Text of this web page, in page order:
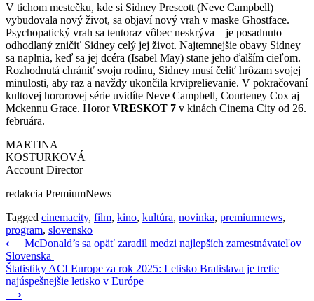
V tichom mestečku, kde si Sidney Prescott (Neve Campbell)
vybudovala nový život, sa objaví nový vrah v maske Ghostface.
Psychopatický vrah sa tentoraz vôbec neskrýva – je posadnuto
odhodlaný zničiť Sidney celý jej život. Najtemnejšie obavy Sidney
sa naplnia, keď sa jej dcéra (Isabel May) stane jeho ďalším cieľom.
Rozhodnutá chrániť svoju rodinu, Sidney musí čeliť hrôzam svojej
minulosti, aby raz a navždy ukončila krviprelievanie. V pokračovaní
kultovej hororovej série uvidíte Neve Campbell, Courteney Cox aj
Mckennu Grace. HororVRESKOT 7 v kinách Cinema City od 26.
februára.
MARTINA
KOSTURKOVÁ
Account Director
redakcia PremiumNews
Tagged cinemacity, film, kino, kultúra, novinka, premiumnews,
program, slovensko
Navigácia
v
článku
⟵ McDonald’s sa opäť zaradil medzi najlepších zamestnávateľov
Slovenska
Štatistiky ACI Europe za rok 2025: Letisko Bratislava je tretie
najúspešnejšie letisko v Európe
⟶